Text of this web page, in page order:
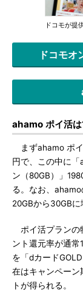
ドコモが提
ドコモオ
ahamo ポイ活
まずahamo ポ
円で、この中に
ン（80GB）」
る。なお、
20GBから30GBに
ポイ活プランの
ント還元率が通
を「dカード
在はキャンペーン
トが得られる。